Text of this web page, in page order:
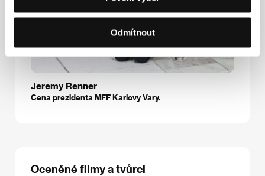
Odmítnout
Jeremy Renner
Cena prezidenta MFF Karlovy Vary.
Oceněné filmy a tvůrci